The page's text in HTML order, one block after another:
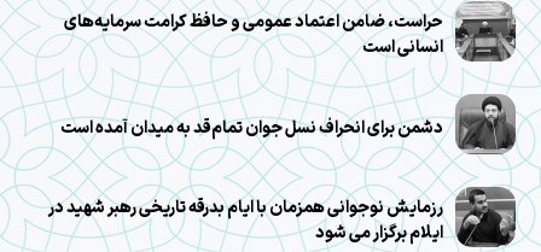
حراست، ضامن اعتماد عمومی و حافظ کرامت سرمایه‌های
انسانی است
دشمن برای انحراف نسل جوان تمام‌قد به میدان آمده است
رزمایش نوجوانی همزمان با ایام بدرقه تاریخی رهبر شهید در
ایلام برگزار می شود